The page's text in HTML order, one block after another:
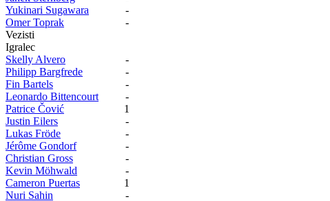
Yukinari Sugawara
-
Omer Toprak
-
Vezisti
Igralec
Skelly Alvero
-
Philipp Bargfrede
-
Fin Bartels
-
Leonardo Bittencourt
-
Patrice Čović
1
Justin Eilers
-
Lukas Fröde
-
Jérôme Gondorf
-
Christian Gross
-
Kevin Möhwald
-
Cameron Puertas
1
Nuri Sahin
-